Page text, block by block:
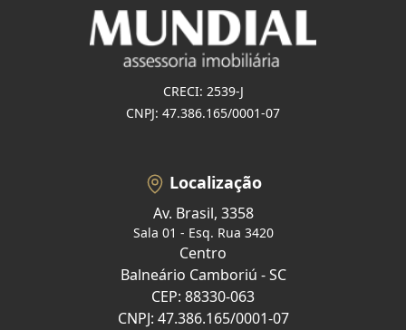
CRECI: 2539-J
CNPJ: 47.386.165/0001-07
Localização
Av. Brasil, 3358
Sala 01 - Esq. Rua 3420
Centro
Balneário Camboriú - SC
CEP: 88330-063
CNPJ: 47.386.165/0001-07